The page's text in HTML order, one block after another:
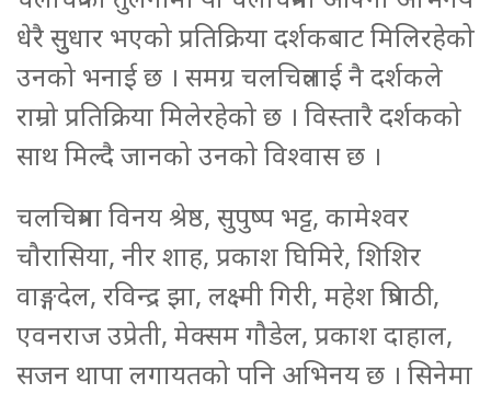
धेरै सुुधार भएको प्रतिक्रिया दर्शकबाट मिलिरहेको
उनको भनाई छ । समग्र चलचित्रलाई नै दर्शकले
राम्रो प्रतिक्रिया मिलेरहेको छ । विस्तारै दर्शकको
साथ मिल्दै जानको उनको विश्वास छ ।
चलचित्रमा विनय श्रेष्ठ, सुपुष्प भट्ट, कामेश्वर
चौरासिया, नीर शाह, प्रकाश घिमिरे, शिशिर
वाङ्गदेल, रविन्द्र झा, लक्ष्मी गिरी, महेश त्रिपाठी,
एवनराज उप्रेती, मेक्सम गौडेल, प्रकाश दाहाल,
सजन थापा लगायतको पनि अभिनय छ । सिनेमा